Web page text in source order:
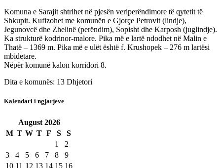
Komuna e Sarajit shtrihet në pjesën veriperëndimore të qytetit të
Shkupit. Kufizohet me komunën e Gjorçe Petrovit (lindje),
Jegunovcë dhe Zhelinë (perëndim), Sopisht dhe Karposh (juglindje).
Ka strukturë kodrinor-malore. Pika më e lartë ndodhet në Malin e
Thatë – 1369 m. Pika më e ulët është f. Krushopek – 276 m lartësi
mbidetare.
Nëpër komunë kalon korridori 8.
Dita e komunës: 13 Dhjetori
Kalendari i ngjarjeve
August 2026
M T W T F S
S
1
2
3
4 5 6 7 8
9
10 11 12 13 14 15 16